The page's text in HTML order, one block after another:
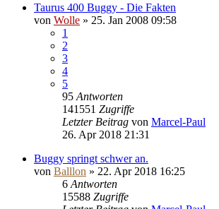
Taurus 400 Buggy - Die Fakten
von Wolle » 25. Jan 2008 09:58
1
2
3
4
5
95 Antworten
141551 Zugriffe
Letzter Beitrag von Marcel-Paul
26. Apr 2018 21:31
Buggy springt schwer an.
von Balllon » 22. Apr 2018 16:25
6 Antworten
15588 Zugriffe